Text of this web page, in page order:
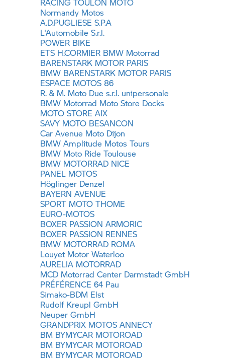
Normandy Motos
A.D.PUGLIESE S.P.A
L'Automobile S.r.l.
POWER BIKE
ETS H.CORMIER BMW Motorrad
BARENSTARK MOTOR PARIS
BMW BARENSTARK MOTOR PARIS
ESPACE MOTOS 86
R. & M. Moto Due s.r.l. unipersonale
BMW Motorrad Moto Store Docks
MOTO STORE AIX
SAVY MOTO BESANCON
Car Avenue Moto Dijon
BMW Amplitude Motos Tours
BMW Moto Ride Toulouse
BMW MOTORRAD NICE
PANEL MOTOS
Höglinger Denzel
BAYERN AVENUE
SPORT MOTO THOME
EURO-MOTOS
BOXER PASSION ARMORIC
BOXER PASSION RENNES
BMW MOTORRAD ROMA
Louyet Motor Waterloo
AURELIA MOTORRAD
MCD Motorrad Center Darmstadt GmbH
PRÉFÉRENCE 64 Pau
Simako-BDM Elst
Rudolf Kreupl GmbH
Neuper GmbH
GRANDPRIX MOTOS ANNECY
BM BYMYCAR MOTOROAD
BM BYMYCAR MOTOROAD
BM BYMYCAR MOTOROAD